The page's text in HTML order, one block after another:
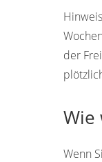
der
Wie
Wenn